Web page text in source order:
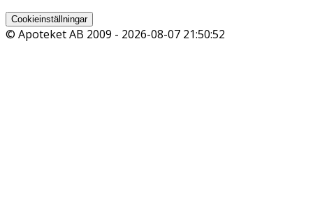
Cookieinställningar
© Apoteket AB 2009 - 2026-08-07 21:50:52